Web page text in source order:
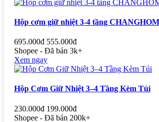
Hộp cơm giữ nhiệt 3-4 tầng
695.000đ 555.000đ
Shopee - Đã bán 3k+
Xem ngay
Hộp Cơm Giữ Nhiệt 3–4 Tầng Kèm Túi
230.000đ 199.000đ
Shopee - Đã bán 200k+